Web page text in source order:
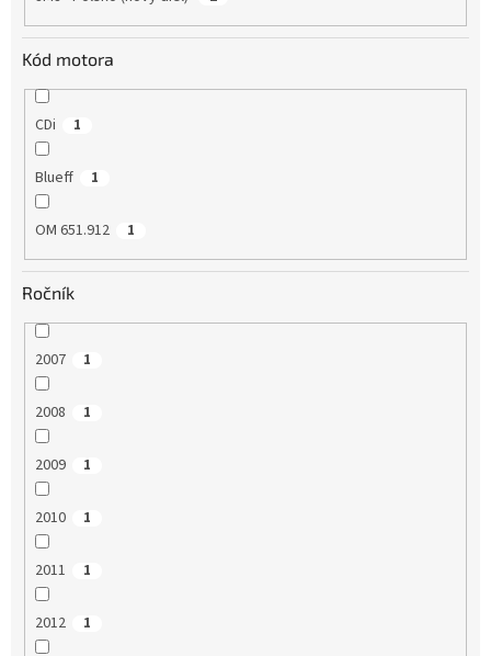
Kód motora
CDi 1
Blueff 1
OM 651.912 1
Ročník
2007 1
2008 1
2009 1
2010 1
2011 1
2012 1